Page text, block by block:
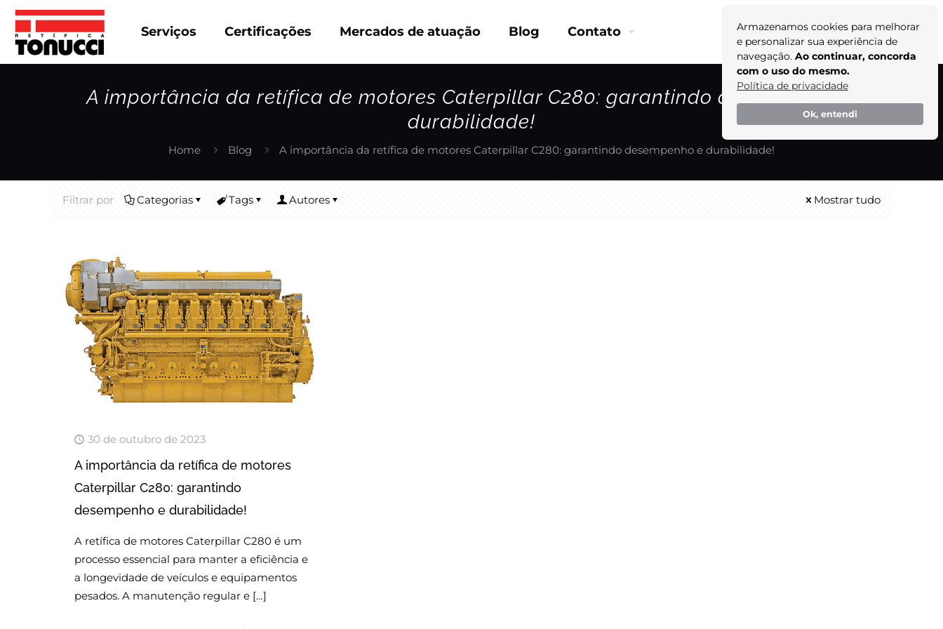
Armazenamos cookies para melhorar
e personalizar sua experiência de
navegação. Ao continuar, concorda
com o uso do mesmo.
Política de privacidade
Ok, entendi
Serviços Certificações Mercados de atuação Blog Contato Orçamento
A importância da retífica de motores Caterpillar C280: garantindo desempenho e
durabilidade!
Home Blog A importância da retífica de motores Caterpillar C280: garantindo desempenho e durabilidade!
Filtrar por Categorias Tags Autores Mostrar tudo
30 de outubro de 2023
A importância da retífica de motores
Caterpillar C280: garantindo
desempenho e durabilidade!
A retífica de motores Caterpillar C280 é um
processo essencial para manter a eficiência e
a longevidade de veículos e equipamentos
pesados. A manutenção regular e[…]